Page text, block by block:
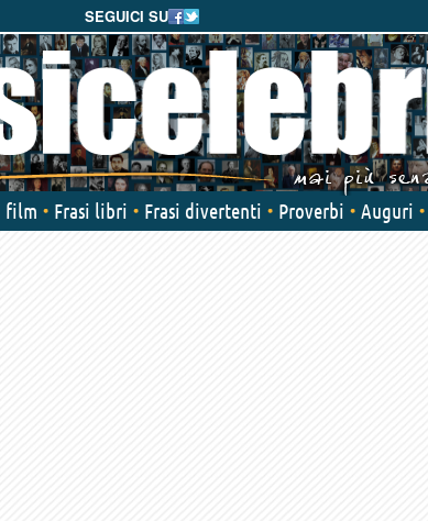
SEGUICI SU
film Frasi libri Frasi divertenti Proverbi Auguri